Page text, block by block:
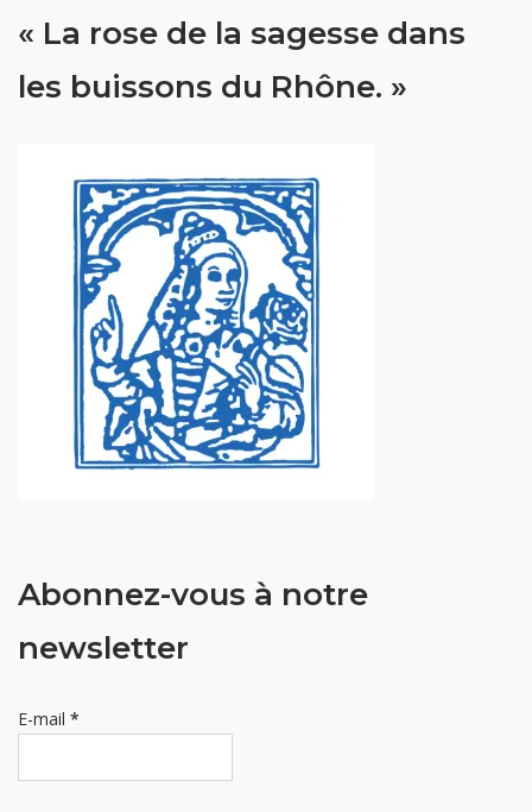
« La rose de la sagesse dans
les buissons du Rhône. »
Abonnez-vous à notre
newsletter
E-mail *